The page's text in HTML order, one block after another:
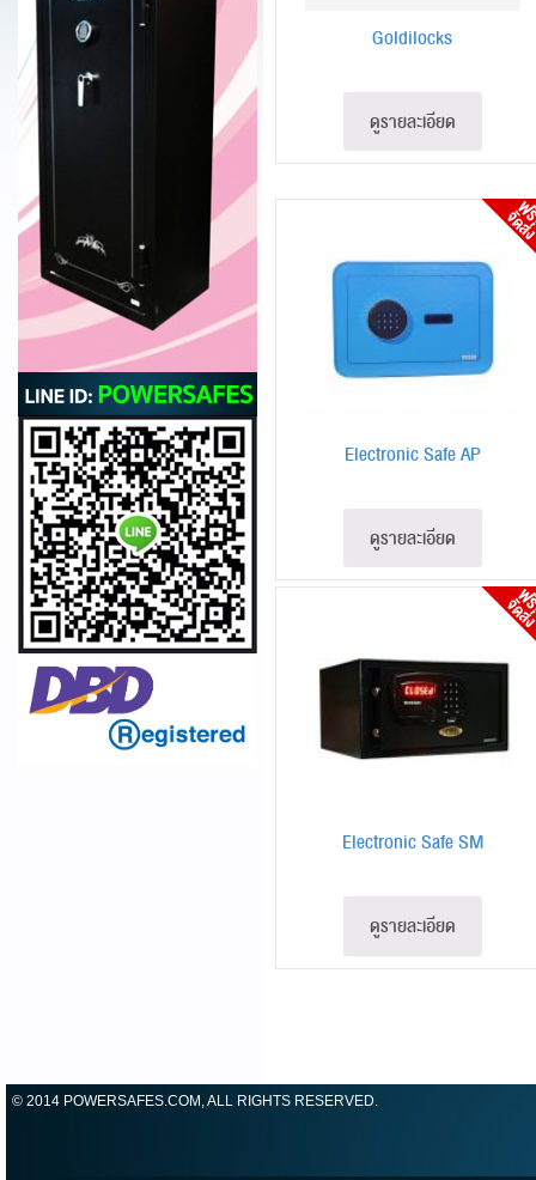
Goldilocks
ดูรายละเอียด
Electronic Safe AP
ดูรายละเอียด
Electronic Safe SM
ดูรายละเอียด
© 2014 POWERSAFES.COM, ALL RIGHTS RESERVED.